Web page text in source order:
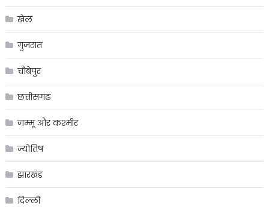
खेल
गुजरात
चौबेपुर
छत्तीसगढ
जम्मू और कश्मीर
ज्योतिष
झारखंड
दिल्ली